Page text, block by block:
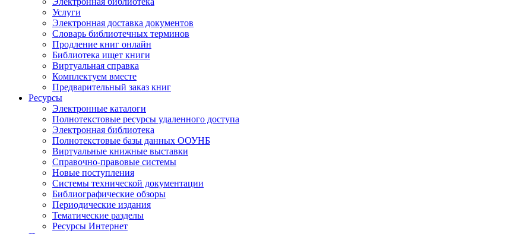
Услуги
Электронная доставка документов
Словарь библиотечных терминов
Продление книг онлайн
Библиотека ищет книги
Виртуальная справка
Комплектуем вместе
Предварительный заказ книг
Ресурсы
Электронные каталоги
Полнотекстовые ресурсы удаленного доступа
Электронная библиотека
Полнотекстовые базы данных ООУНБ
Виртуальные книжные выставки
Справочно-правовые системы
Новые поступления
Cистемы технической документации
Библиографические обзоры
Периодические издания
Тематические разделы
Ресурсы Интернет